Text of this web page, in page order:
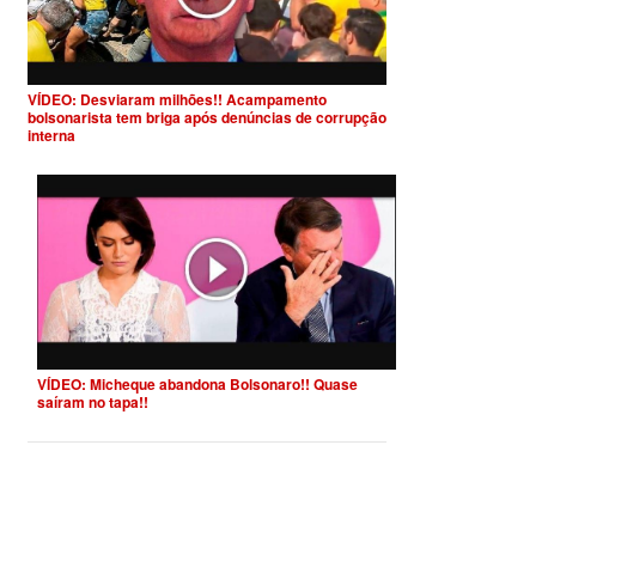
VÍDEO: Desviaram milhões!! Acampamento
bolsonarista tem briga após denúncias de corrupção
interna
VÍDEO: Micheque abandona Bolsonaro!! Quase
saíram no tapa!!